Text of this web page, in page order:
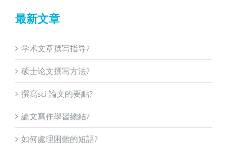
最新文章
学术文章撰写指导?
硕士论文撰写方法?
撰寫sci 論文的要點?
論文寫作學習總結?
如何處理困難的短語?